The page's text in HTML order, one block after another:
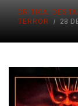
CRÍTICA,
TERROR
28